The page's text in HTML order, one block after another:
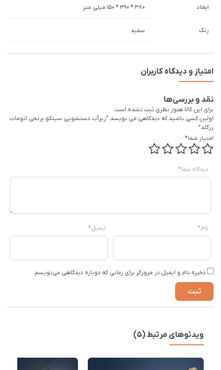
ابعاد 380 * 390 * 150 میلی متر
رنگ سفید
امتیاز و دیدگاه کاربران
نقد و بررسی‌ها
برای این کالا هنوز نظری ثبت نشده است.
اولین کسی باشید که دیدگاهی می نویسد “زیرآب دستشویی سیتکو برنجی اتومات
رزگلد”
امتیاز شما*
دیدگاه شما*
نام* ایمیل*
ذخیره نام و ایمیل در مرورگر برای زمانی که دوباره دیدگاهی می‌نویسم.
ویدئوهای مرتبط (5)